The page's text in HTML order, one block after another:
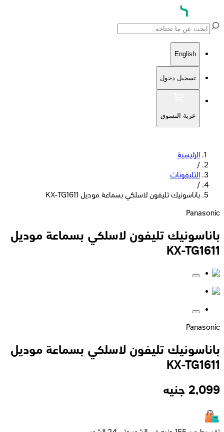
English
تسجيل دخول
عربة التسوق
الرئيسية
/
التليفونات
/
باناسونيك تليفون لاسلكي بسماعة موديل KX-TG1611
Panasonic
باناسونيك تليفون لاسلكي بسماعة موديل
KX-TG1611
Panasonic
باناسونيك تليفون لاسلكي بسماعة موديل
KX-TG1611
2,099 جنيه